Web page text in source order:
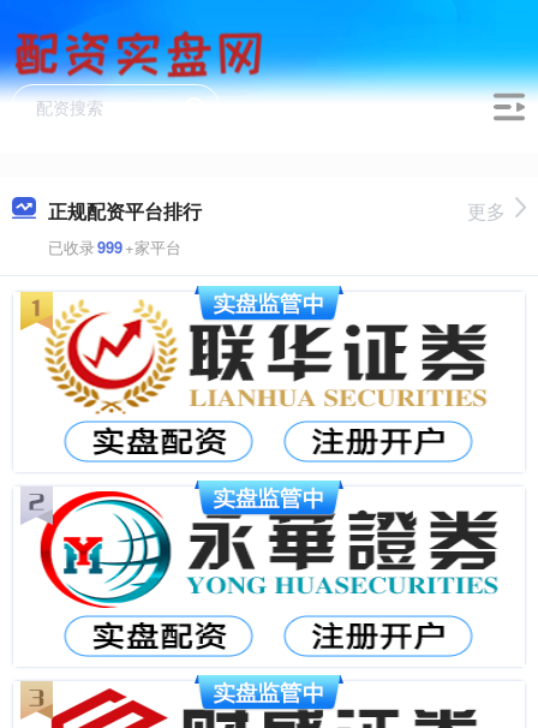
正规配资平台排行
已收录999+家平台
更多